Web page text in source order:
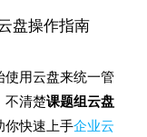
使用云盘来统一管
不清楚课题组云盘
你快速上手企业云